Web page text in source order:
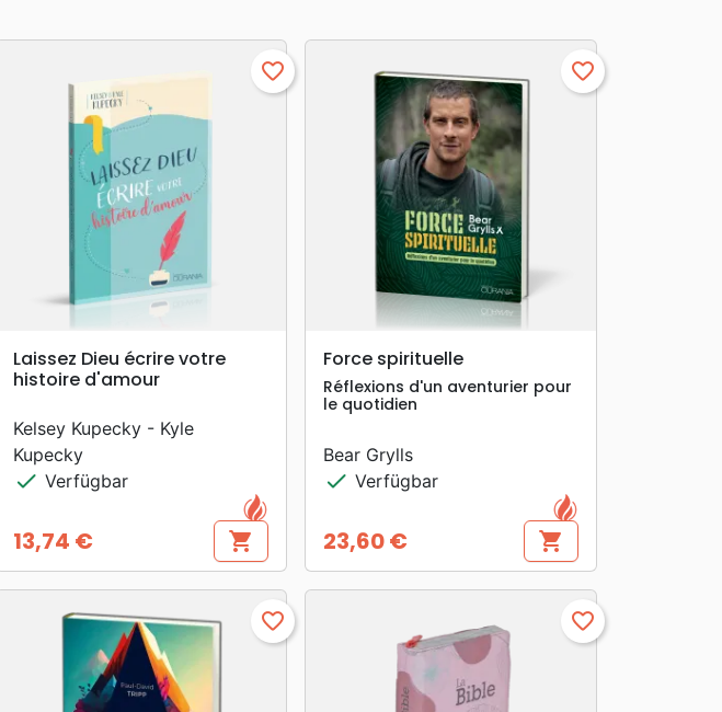
search VORSCHAU
favorite_border
Laissez Dieu écrire votre
histoire d'amour
Kelsey Kupecky - Kyle
Kupecky
check Verfügbar
Preis
13,74 € shopping_cart
searchVORSCHAU
favorite_border
Force spirituelle
Réflexions d'un aventurier pour
le quotidien
Bear Grylls
check Verfügbar
Preis
23,60 € shopping_cart
favorite_border favorite_border